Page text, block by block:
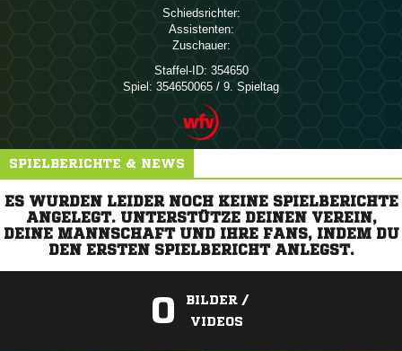
Schiedsrichter:
Assistenten:
Zuschauer:
Staffel-ID: 354650
Spiel: 354650065 / 9. Spieltag
SPIELBERICHTE & NEWS
ES WURDEN LEIDER NOCH KEINE SPIELBERICHTE
ANGELEGT. UNTERSTÜTZE DEINEN VEREIN,
DEINE MANNSCHAFT UND IHRE FANS, INDEM DU
DEN ERSTEN SPIELBERICHT ANLEGST.
0
BILDER /
VIDEOS